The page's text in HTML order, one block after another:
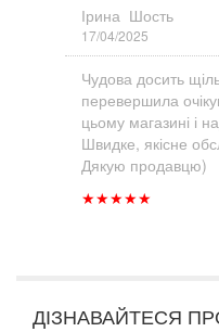
Ірина Шость
17/04/2025
Чудова досить
перевершила
цьому магазині і
Швидке, якісне
Дякую продавцю)
★★★★★
ДІЗНАВАЙТЕСЯ